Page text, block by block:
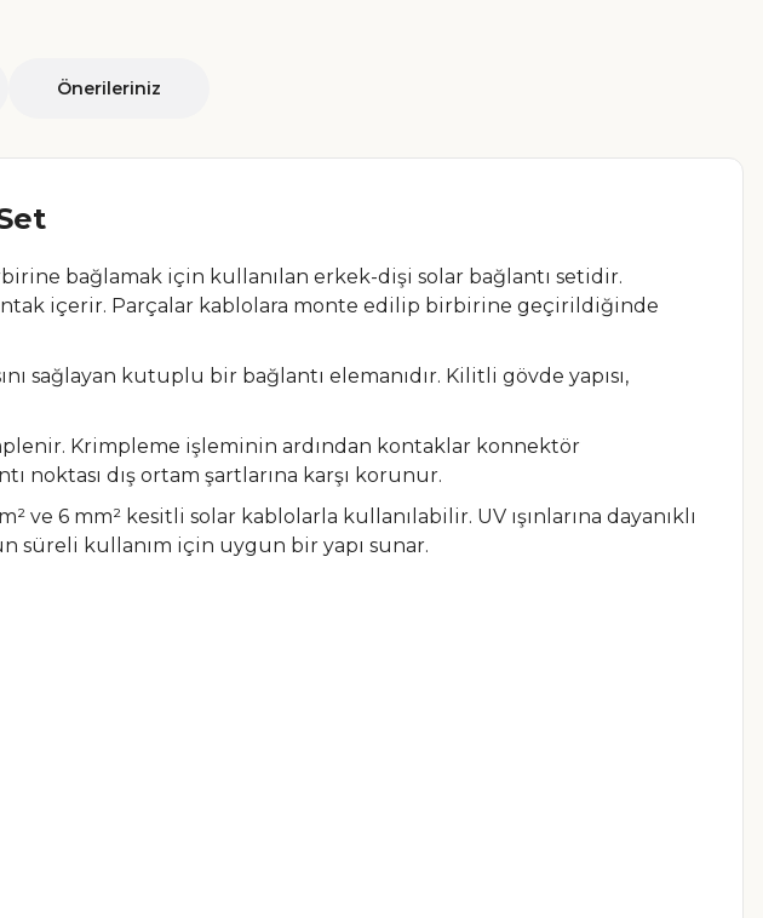
Önerileriniz
bağlamak için kullanılan erkek-dişi solar bağlantı setidir.
içerir. Parçalar kablolara monte edilip birbirine geçirildiğinde
sağlayan kutuplu bir bağlantı elemanıdır. Kilitli gövde yapısı,
Krimpleme işleminin ardından kontaklar konnektör
noktası dış ortam şartlarına karşı korunur.
ve 6 mm² kesitli solar kablolarla kullanılabilir. UV ışınlarına dayanıklı
süreli kullanım için uygun bir yapı sunar.